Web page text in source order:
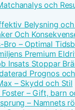
och
Belysning
Och
– Optimal
Premium
Insats Stoppar
Prognos
– Skydd och Stil
– Gift, barn
– Namnets